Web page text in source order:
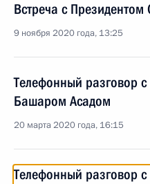
Встреча с
9 ноября 2020 года, 13:25
Телефонный разговор
Башаром Асадом
20 марта 2020 года, 16:15
Телефонный разговор